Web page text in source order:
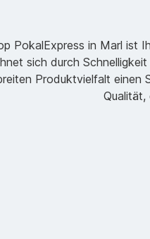
PokalExpress in Marl ist
sich durch
Produktvielfalt
Qualität,